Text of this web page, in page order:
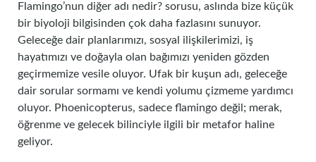
Flamingo’nun diğer adı nedir? sorusu, aslında bize küçük
bir biyoloji bilgisinden çok daha fazlasını sunuyor.
Geleceğe dair planlarımızı, sosyal ilişkilerimizi, iş
hayatımızı ve doğayla olan bağımızı yeniden gözden
geçirmemize vesile oluyor. Ufak bir kuşun adı, geleceğe
dair sorular sormamı ve kendi yolumu çizmeme yardımcı
oluyor. Phoenicopterus, sadece flamingo değil; merak,
öğrenme ve gelecek bilinciyle ilgili bir metafor haline
geliyor.